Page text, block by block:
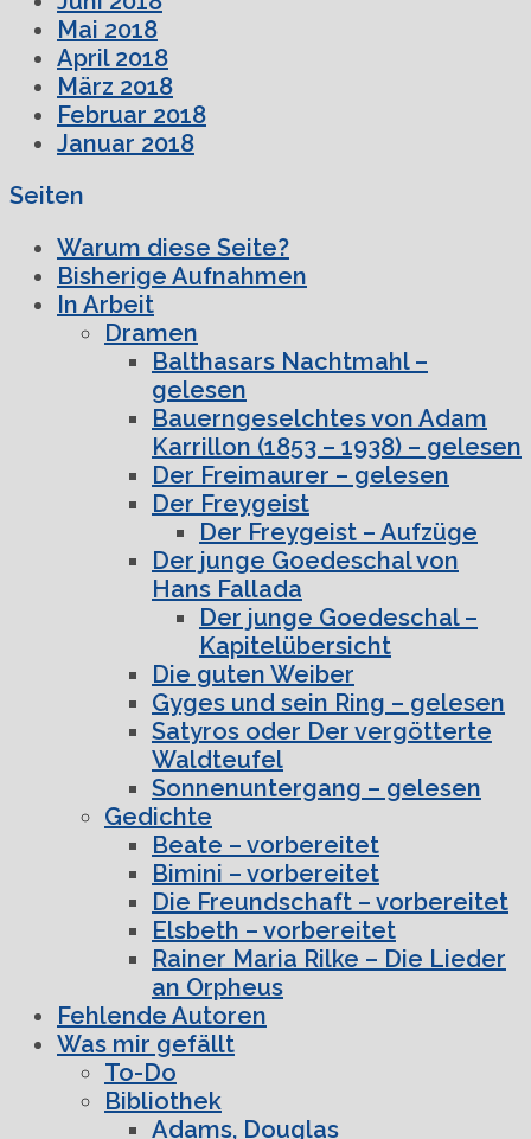
Mai 2018
April 2018
März 2018
Februar 2018
Januar 2018
Seiten
Warum diese Seite?
Bisherige Aufnahmen
In Arbeit
Dramen
Balthasars Nachtmahl –
gelesen
Bauerngeselchtes von Adam
Karrillon (1853 – 1938) – gelesen
Der Freimaurer – gelesen
Der Freygeist
Der Freygeist – Aufzüge
Der junge Goedeschal von
Hans Fallada
Der junge Goedeschal –
Kapitelübersicht
Die guten Weiber
Gyges und sein Ring – gelesen
Satyros oder Der vergötterte
Waldteufel
Sonnenuntergang – gelesen
Gedichte
Beate – vorbereitet
Bimini – vorbereitet
Die Freundschaft – vorbereitet
Elsbeth – vorbereitet
Rainer Maria Rilke – Die Lieder
an Orpheus
Fehlende Autoren
Was mir gefällt
To-Do
Bibliothek
Adams, Douglas